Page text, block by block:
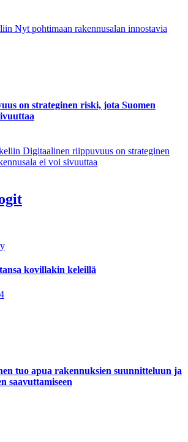
Nyt pohtimaan rakennusalan innostavia
on strateginen riski, jota Suomen
Digitaalinen riippuvuus on strateginen
ei voi sivuuttaa
kovillakin keleillä
tuo apua rakennuksien suunnitteluun ja
saavuttamiseen